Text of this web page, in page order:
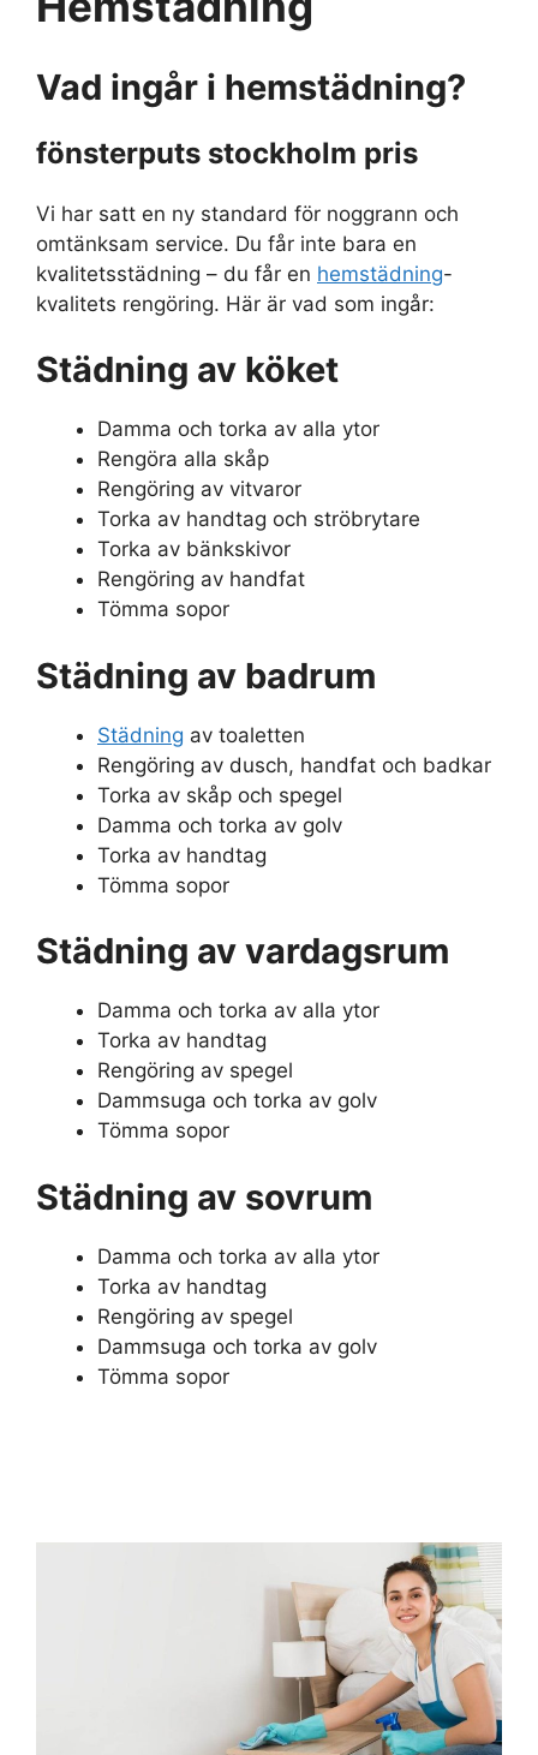
Vad ingår i hemstädning?
fönsterputs stockholm pris
Vi har satt en ny standard för noggrann och
omtänksam service. Du får inte bara en
kvalitetsstädning – du får en hemstädning-
kvalitets rengöring. Här är vad som ingår:
Städning av köket
Damma och torka av alla ytor
Rengöra alla skåp
Rengöring av vitvaror
Torka av handtag och ströbrytare
Torka av bänkskivor
Rengöring av handfat
Tömma sopor
Städning av badrum
Städning av toaletten
Rengöring av dusch, handfat och badkar
Torka av skåp och spegel
Damma och torka av golv
Torka av handtag
Tömma sopor
Städning av vardagsrum
Damma och torka av alla ytor
Torka av handtag
Rengöring av spegel
Dammsuga och torka av golv
Tömma sopor
Städning av sovrum
Damma och torka av alla ytor
Torka av handtag
Rengöring av spegel
Dammsuga och torka av golv
Tömma sopor